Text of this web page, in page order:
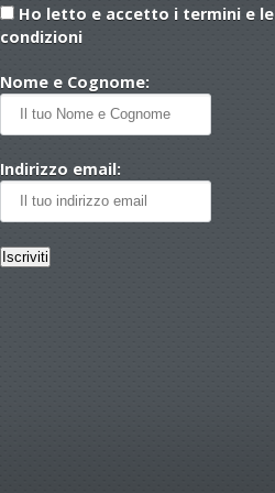
Ho letto e accetto i termini e le
condizioni
Nome e Cognome:
Indirizzo email: